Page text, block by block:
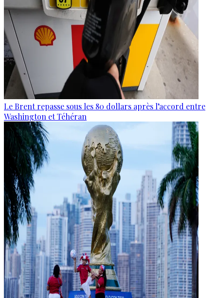
Le Brent repasse sous les 80 dollars après l’accord entre
Washington et Téhéran